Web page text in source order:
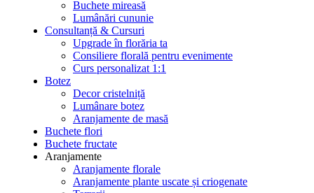
Buchete mireasă
Lumânări cununie
Consultanță & Cursuri
Upgrade în florăria ta
Consiliere florală pentru evenimente
Curs personalizat 1:1
Botez
Decor cristelniță
Lumânare botez
Aranjamente de masă
Buchete flori
Buchete fructate
Aranjamente
Aranjamente florale
Aranjamente plante uscate și criogenate